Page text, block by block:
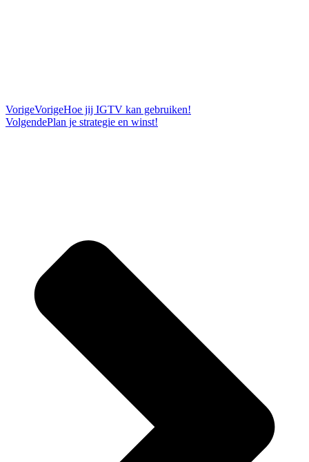
VorigeVorigeHoe jij IGTV kan gebruiken!
VolgendePlan je strategie en winst!